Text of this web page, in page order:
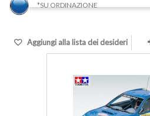
*SU ORDINAZIONE
Aggiungi alla lista dei desideri